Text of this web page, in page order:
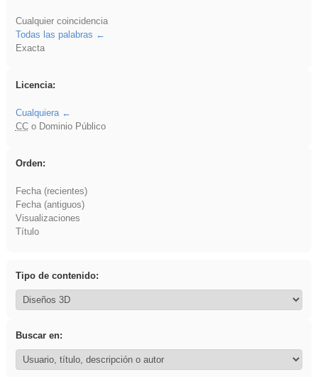
Cualquier coincidencia
Todas las palabras
Exacta
Licencia:
Cualquiera
CCo Dominio Público
Orden:
Fecha (recientes)
Fecha (antiguos)
Visualizaciones
Título
Tipo de contenido:
Buscar en: